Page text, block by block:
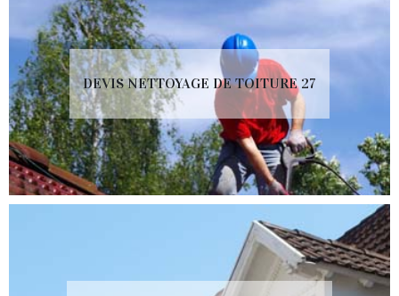
DEVIS NETTOYAGE DE TOITURE 27